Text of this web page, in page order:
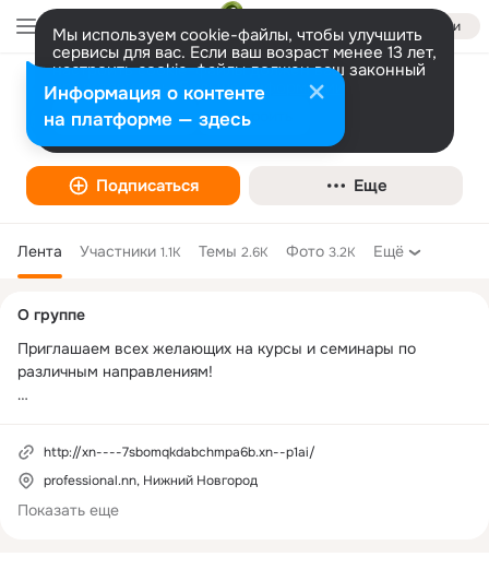
Войти
Мы используем cookie-файлы, чтобы улучшить
сервисы для вас. Если ваш возраст менее 13 лет,
настроить cookie-файлы должен ваш законный
представитель. Больше информации
Разрешить все Настроить
Центр Обучения "Профессионал"
Образовательные курсы
Подписаться Еще
Лента Участники 1.1K Темы 2.6K Фото 3.2K Ещё
колонка
О группе
Приглашаем всех желающих на курсы и семинары по
различным направлениям!
Автозаводский р-он 8 (964) 831 64 10,✔ Нижегородский р-он
8 (920) 007 82 20,✔ г. Дзержинск 8 (920) 053 20 53
Центр обучения "Профессионал" на рынке уже более 10
http://xn----7sbomqkdabchmpa6b.xn--p1ai/
professional.nn, Нижний Новгород
Показать еще
Информация о контенте
на платформе — здесь